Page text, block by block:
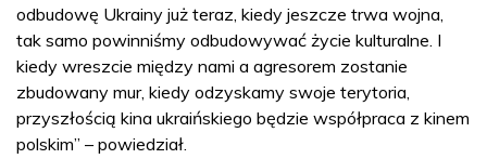
odbudowę Ukrainy już teraz, kiedy jeszcze trwa wojna,
tak samo powinniśmy odbudowywać życie kulturalne. I
kiedy wreszcie między nami a agresorem zostanie
zbudowany mur, kiedy odzyskamy swoje terytoria,
przyszłością kina ukraińskiego będzie współpraca z kinem
polskim” – powiedział.